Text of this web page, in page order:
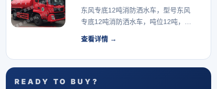
东风专底12吨消防洒水车，型号东风
专底12吨消防洒水车，吨位12吨，支
查看详情 →
READY TO BUY?